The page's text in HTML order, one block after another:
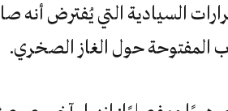
السيادية التي يُفترض أنه
حول الغاز الصخري.